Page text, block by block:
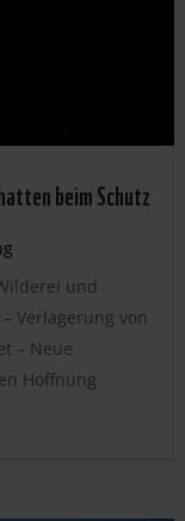
beim Schutz
und
Verlagerung von
– Neue
Hoffnung